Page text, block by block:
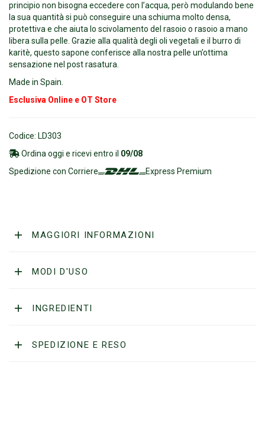
principio non bisogna eccedere con l’acqua, però modulando bene
la sua quantità si può conseguire una schiuma molto densa,
protettiva e che aiuta lo scivolamento del rasoio o rasoio a mano
libera sulla pelle. Grazie alla qualità degli oli vegetali e il burro di
karitè, questo sapone conferisce alla nostra pelle un’ottima
sensazione nel post rasatura.
Made in Spain.
Esclusiva Online e OT Store
Codice: LD303
Ordina oggi e ricevi entro il 09/08
Spedizione con Corriere
Express Premium
MAGGIORI INFORMAZIONI
MODI D'USO
INGREDIENTI
SPEDIZIONE E RESO